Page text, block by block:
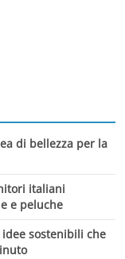
di bellezza per la
italiani
e peluche
sostenibili che